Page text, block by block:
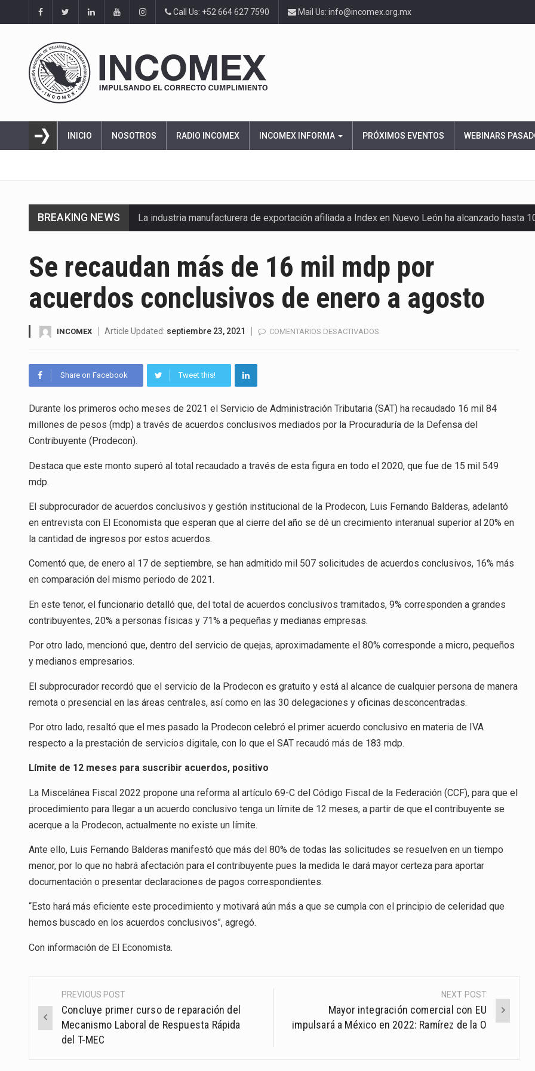
Call Us: +52 664 627 7590 Mail Us: info@incomex.org.mx
INICIO NOSOTROS RADIO INCOMEX INCOMEX INFORMA PRÓXIMOS EVENTOS WEBINARS
BREAKING NEWS La industria manufacturera de exportación afiliada a Index en Nuevo León ha alcanzado hasta
El superávit comercial de México con Estados Unidos alcanzó 102,581 millones de dólares
El Tribunal Federal de Justicia Administrativa (TFJA), a través de su Segunda Sala Regional en…
El Gobierno de Estados Unidos ha procesado la devolución de aproximadamente 100,000
La Cámara Minera de México (Camimex) proyecta una inversión total de 6,402.2 millones de
El secretario de Economía de México, Marcelo Ebrard Casaubon, sostuvo una reunión de trabajo
El gobierno federal creó mediante decreto la Oficina Presidencial para la Promoción de
Se recaudan más de 16 mil mdp por
acuerdos conclusivos de enero a agosto
INCOMEX Article Updated: septiembre 23, 2021 COMENTARIOS DESACTIVADOS
MIL
MDP
DE
AGOSTO
Share on Facebook Tweet this!
Durante los primeros ocho meses de 2021 el Servicio de Administración Tributaria (SAT) ha recaudado 16 mil 84
millones de pesos (mdp) a través de acuerdos conclusivos mediados por la Procuraduría de la Defensa del
Contribuyente (Prodecon).
Destaca que este monto superó al total recaudado a través de esta figura en todo el 2020, que fue de 15 mil 549
mdp.
El subprocurador de acuerdos conclusivos y gestión institucional de la Prodecon, Luis Fernando Balderas, adelantó
en entrevista con El Economista que esperan que al cierre del año se dé un crecimiento interanual superior al 20% en
la cantidad de ingresos por estos acuerdos.
Comentó que, de enero al 17 de septiembre, se han admitido mil 507 solicitudes de acuerdos conclusivos, 16% más
en comparación del mismo periodo de 2021.
En este tenor, el funcionario detalló que, del total de acuerdos conclusivos tramitados, 9% corresponden a grandes
contribuyentes, 20% a personas físicas y 71% a pequeñas y medianas empresas.
Por otro lado, mencionó que, dentro del servicio de quejas, aproximadamente el 80% corresponde a micro, pequeños
y medianos empresarios.
El subprocurador recordó que el servicio de la Prodecon es gratuito y está al alcance de cualquier persona de manera
remota o presencial en las áreas centrales, así como en las 30 delegaciones y oficinas desconcentradas.
Por otro lado, resaltó que el mes pasado la Prodecon celebró el primer acuerdo conclusivo en materia de IVA
respecto a la prestación de servicios digitale, con lo que el SAT recaudó más de 183 mdp.
Límite de 12 meses para suscribir acuerdos, positivo
La Miscelánea Fiscal 2022 propone una reforma al artículo 69-C del Código Fiscal de la Federación (CCF), para que el
procedimiento para llegar a un acuerdo conclusivo tenga un límite de 12 meses, a partir de que el contribuyente se
acerque a la Prodecon, actualmente no existe un límite.
Ante ello, Luis Fernando Balderas manifestó que más del 80% de todas las solicitudes se resuelven en un tiempo
menor, por lo que no habrá afectación para el contribuyente pues la medida le dará mayor certeza para aportar
documentación o presentar declaraciones de pagos correspondientes.
“Esto hará más eficiente este procedimiento y motivará aún más a que se cumpla con el principio de celeridad que
hemos buscado en los acuerdos conclusivos”, agregó.
Con información de El Economista.
Post
navigation
PREVIOUS POST
Concluye primer curso de reparación del
Mecanismo Laboral de Respuesta Rápida
del T-MEC
NEXT POST
Mayor integración comercial con EU
impulsará a México en 2022: Ramírez de la O